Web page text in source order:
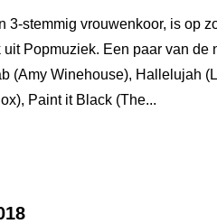
3-stemmig vrouwenkoor, is op
Popmuziek. Een paar van de
(Amy Winehouse), Hallelujah
Paint it Black (The...